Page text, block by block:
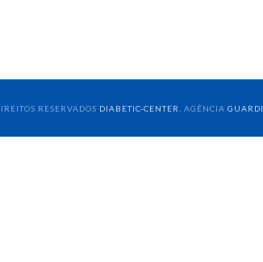
RESERVADOS DIABETIC-CENTER . AGÊNCIA